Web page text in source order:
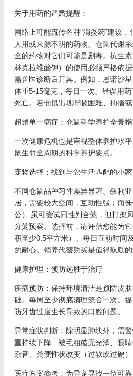
关于用药的严肃提醒：
网络上可能流传各种“消炎药”建议
人用或来源不明的药物。仓鼠代谢
全的药物对它们可能是剧毒。抗生
林克拉维酸钾）的使用必须严格依
需兽医诊断后开具。例如，恩诺沙
体重5-15毫克，每日一次。错误用
死亡。若仓鼠出现呼吸困难、抽搐或
超越单一病症：仓鼠科学养护全景
一次健康危机也是审视整体养护水
鼠生命全周期的科学养护要点。
宠物选择：找到与您生活匹配的小家
不同仓鼠品种习性差异显著。叙利
居，需要较大空间，互动性强；而
公） 虽可尝试同性别合笼，但打架
分笼预案。选择前，请评估您能为
积至少0.5平方米）、每日互动时间
的耐心。领养代替购买是值得鼓励的
健康护理：预防远胜于治疗
疾病预防：保持环境清洁是预防皮
础。每周至少彻底清理笼舍一次。
防牙齿过度生长导致的口腔问题。
异常症状判断：除明显肿块外，需
重持续下降、被毛粗糙无光泽、眼
杂音、粪便性状改变（过软或过硬）
医疗方案参考：为异宠寻找一位可